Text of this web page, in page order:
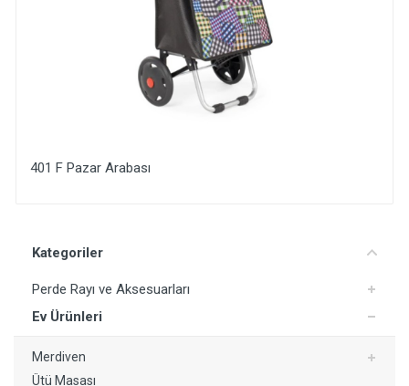
Kategoriler
Perde Rayı ve Aksesuarları
Ev Ürünleri
Merdiven
Ütü Masası
401 F Pazar Arabası